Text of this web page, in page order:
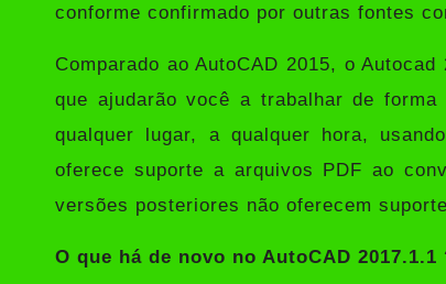
conforme confirmado por outras fontes
Comparado ao AutoCAD 2015, o
que ajudarão você a trabalhar de
qualquer lugar, a qualquer hora,
oferece suporte a arquivos PDF ao
versões posteriores não oferecem
O que há de novo no AutoCAD 2017.1.1